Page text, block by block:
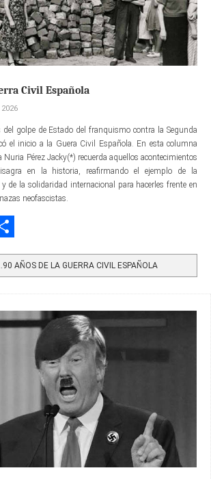
Civil Española
golpe de Estado del franquismo contra la Segunda
el inicio a la Guera Civil Española. En esta columna
Nuria Pérez Jacky(*) recuerda aquellos acontecimientos
en la historia, reafirmando el ejemplo de la
de la solidaridad internacional para hacerles frente en
neofascistas.
AÑOS DE LA GUERRA CIVIL ESPAÑOLA